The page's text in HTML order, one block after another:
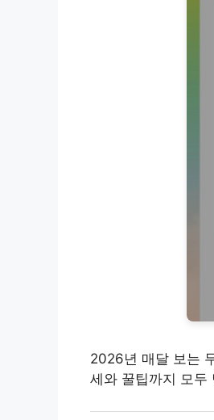
2026년 매달 보는
세와 꿀팁까지 모두